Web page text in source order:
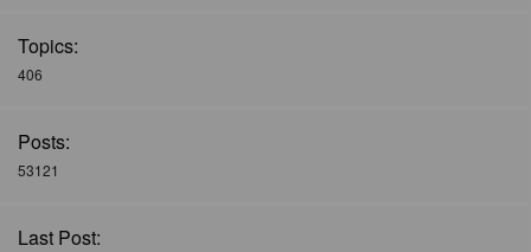
Topics:
406
Posts:
53121
Last Post: